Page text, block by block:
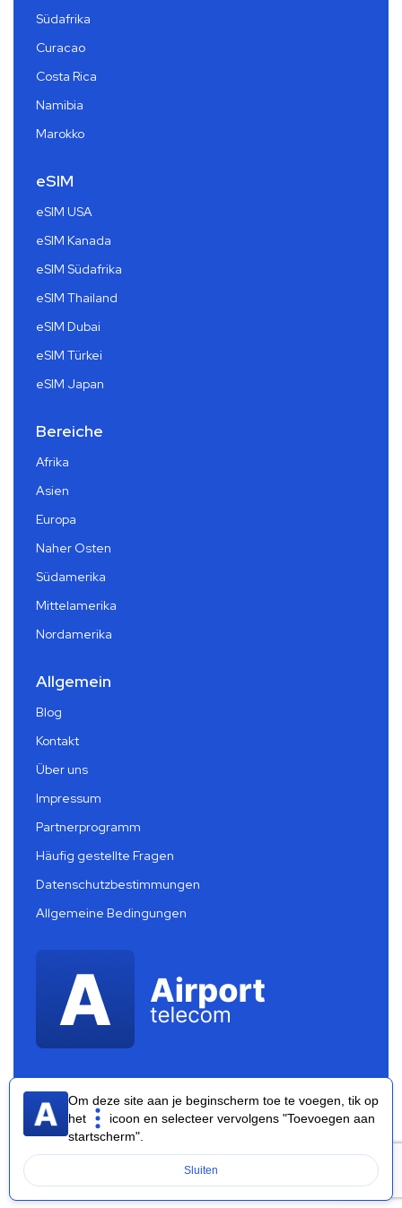
Südafrika
Curacao
Costa Rica
Namibia
Marokko
eSIM
eSIM USA
eSIM Kanada
eSIM Südafrika
eSIM Thailand
eSIM Dubai
eSIM Türkei
eSIM Japan
Bereiche
Afrika
Asien
Europa
Naher Osten
Südamerika
Mittelamerika
Nordamerika
Allgemein
Blog
Kontakt
Über uns
Impressum
Partnerprogramm
Häufig gestellte Fragen
Datenschutzbestimmungen
Allgemeine Bedingungen
Airport Telecom 2026 ®
Om deze site aan je beginscherm toe te voegen, tik op
het
icoon en selecteer vervolgens "Toevoegen aan
startscherm".
Sluiten